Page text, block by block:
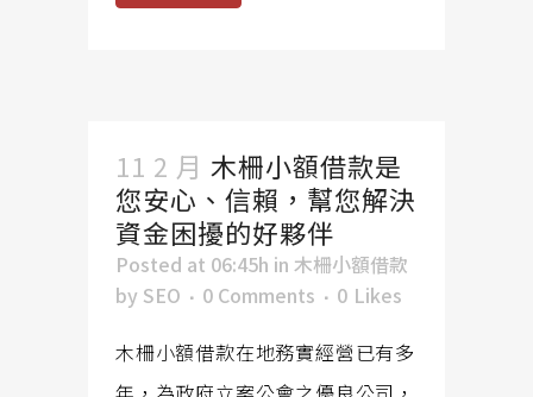
11 2 月 木柵小額借款是
您安心、信賴，幫您解決
資金困擾的好夥伴
Posted at 06:45h in 木柵小額借款
by SEO 0 Comments 0 Likes
木柵小額借款在地務實經營已有多